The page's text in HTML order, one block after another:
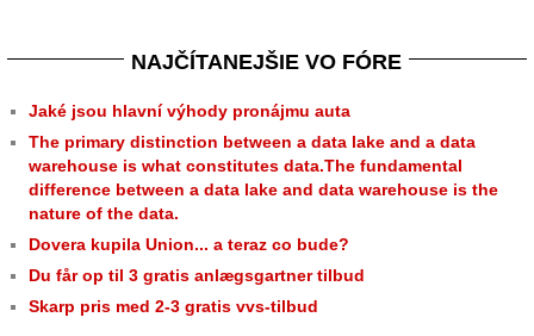
NAJČÍTANEJŠIE VO FÓRE
Jaké jsou hlavní výhody pronájmu auta
The primary distinction between a data lake and a data
warehouse is what constitutes data.The fundamental
difference between a data lake and data warehouse is the
nature of the data.
Dovera kupila Union... a teraz co bude?
Du får op til 3 gratis anlægsgartner tilbud
Skarp pris med 2-3 gratis vvs-tilbud